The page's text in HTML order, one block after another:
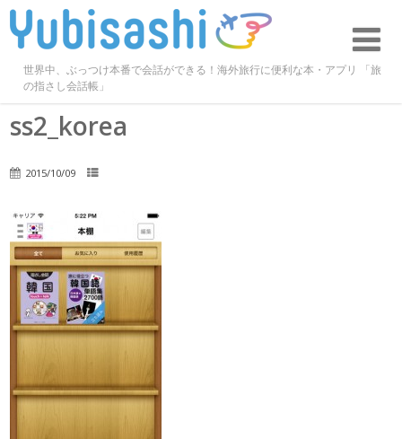
世界中、ぶっつけ本番で会話ができる！海外旅行に便利な本・アプリ 「旅
の指さし会話帳」
ss2_korea
2015/10/09